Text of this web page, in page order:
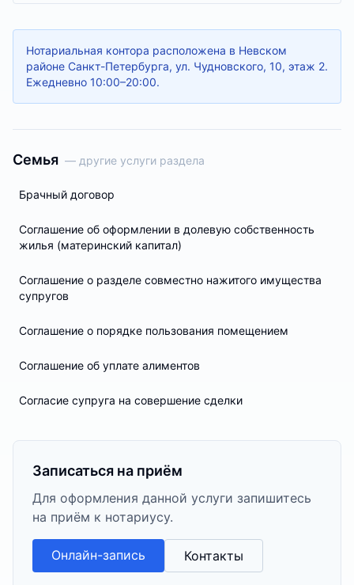
Нотариальная контора расположена в Невском
районе Санкт-Петербурга, ул. Чудновского, 10, этаж 2.
Ежедневно 10:00–20:00.
Семья — другие услуги раздела
Брачный договор
Соглашение об оформлении в долевую собственность
жилья (материнский капитал)
Соглашение о разделе совместно нажитого имущества
супругов
Соглашение о порядке пользования помещением
Соглашение об уплате алиментов
Согласие супруга на совершение сделки
Записаться на приём
Для оформления данной услуги запишитесь
на приём к нотариусу.
Онлайн-запись Контакты